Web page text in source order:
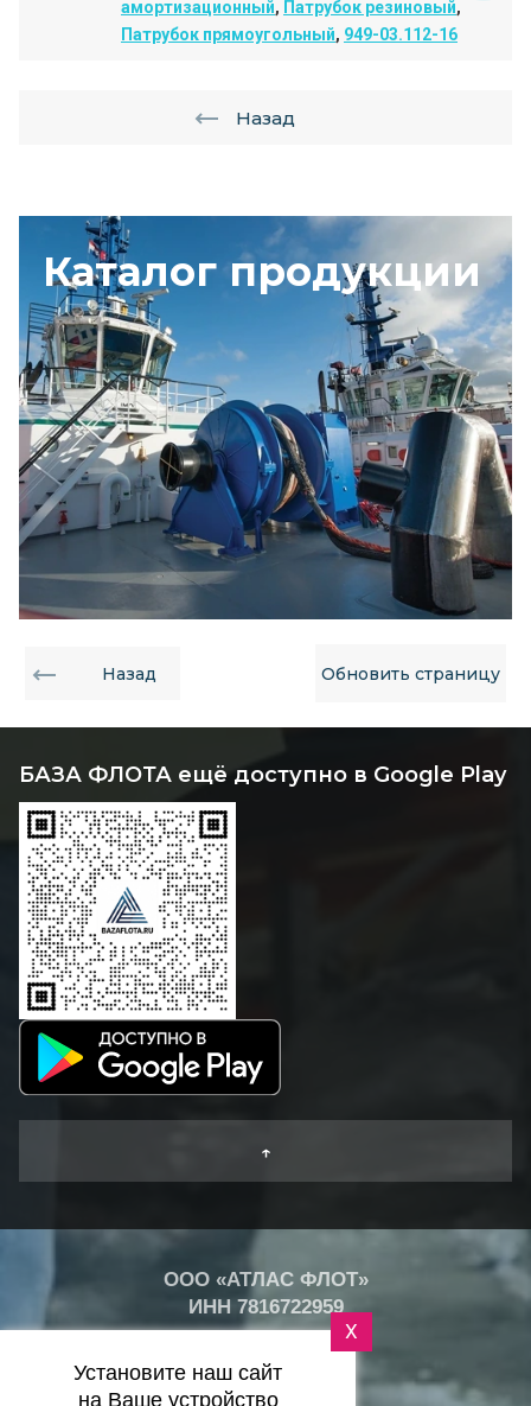
Каталог продукции
амортизационный, Патрубок резиновый,
Патрубок прямоугольный, 949-03.112-16
Назад
Назад Обновить страницу
БАЗА ФЛОТА ещё доступно в Google Play
↑
ООО «АТЛАС ФЛОТ»
ИНН 7816722959
C
X
Установите наш сайт
на Ваше устройство